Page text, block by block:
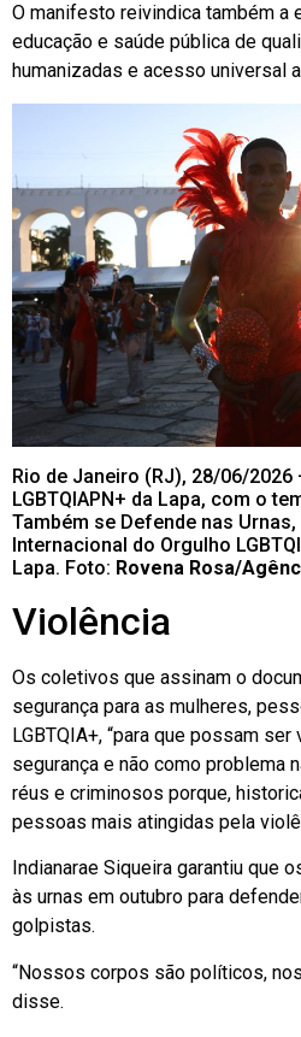
O manifesto reivindica também a
educação e saúde pública de
humanizadas e acesso universal
Rio de Janeiro (RJ), 28/06/2026
LGBTQIAPN+ da Lapa, com o
Também se Defende nas
Internacional do Orgulho
Lapa. Foto: Rovena Rosa/
Violência
Os coletivos que assinam o
segurança para as mulheres,
LGBTQIA+, “para que possam
segurança e não como problema
réus e criminosos porque,
pessoas mais atingidas pela
Indianarae Siqueira garantiu que
às urnas em outubro para
golpistas.
“Nossos corpos são políticos,
disse.